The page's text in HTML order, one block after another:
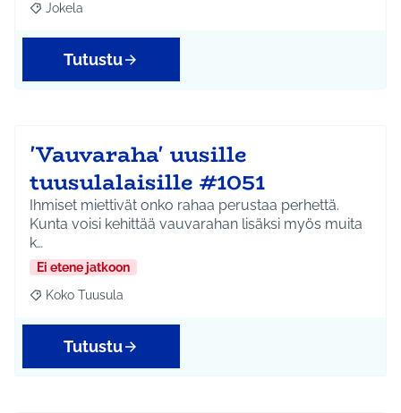
Rajaa tulokset aihepiirin mukaan: Jokela
Jokela
Tutustu
'Vauvaraha' uusille
tuusulalaisille #1051
Ihmiset miettivät onko rahaa perustaa perhettä.
Kunta voisi kehittää vauvarahan lisäksi myös muita
k…
Ei etene jatkoon
Rajaa tulokset aihepiirin mukaan: Koko Tuusula
Koko Tuusula
Tutustu